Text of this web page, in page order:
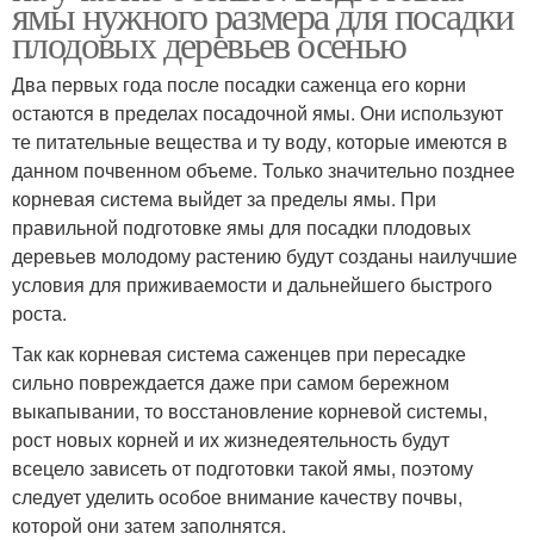
ямы нужного размера для посадки
плодовых деревьев осенью
Два первых года после посадки саженца его корни
остаются в пределах посадочной ямы. Они используют
те питательные вещества и ту воду, которые имеются в
данном почвенном объеме. Только значительно позднее
корневая система выйдет за пределы ямы. При
правильной подготовке ямы для посадки плодовых
деревьев молодому растению будут созданы наилучшие
условия для приживаемости и дальнейшего быстрого
роста.
Так как корневая система саженцев при пересадке
сильно повреждается даже при самом бережном
выкапывании, то восстановление корневой системы,
рост новых корней и их жизнедеятельность будут
всецело зависеть от подготовки такой ямы, поэтому
следует уделить особое внимание качеству почвы,
которой они затем заполнятся.